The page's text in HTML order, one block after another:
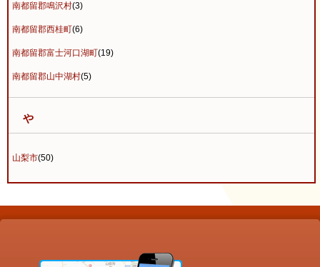
南都留郡鳴沢村(3)
南都留郡西桂町(6)
南都留郡富士河口湖町(19)
南都留郡山中湖村(5)
や
山梨市(50)